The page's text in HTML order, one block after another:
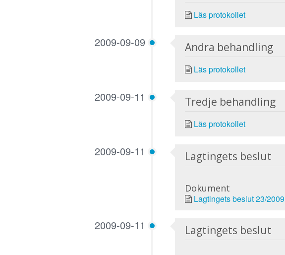
Läs protokollet
2009-09-09 Andra behandling
Läs protokollet
2009-09-11 Tredje behandling
Läs protokollet
2009-09-11 Lagtingets beslut
Dokument
Lagtingets beslut 23/2009
2009-09-11 Lagtingets beslut